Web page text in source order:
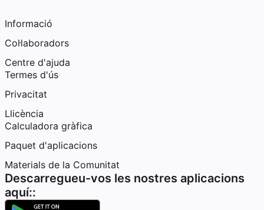
Informació
Col·laboradors
Centre d'ajuda
Termes d'ús
Privacitat
Llicència
Calculadora gràfica
Paquet d'aplicacions
Materials de la Comunitat
Descarregueu-vos les nostres aplicacions
aquí::